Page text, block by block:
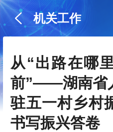
机关工作
从“出路在哪
前”——湖南省
驻五一村乡村
书写振兴答卷